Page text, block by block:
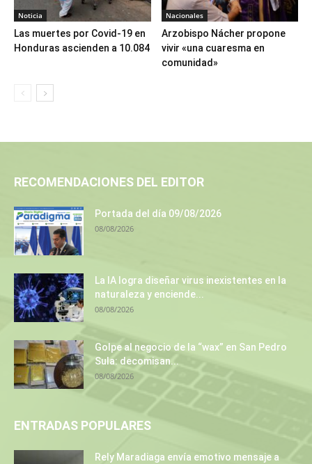
Noticia
Las muertes por Covid-19 en
Honduras ascienden a 10.084
Nacionales
Arzobispo Nácher propone
vivir «una cuaresma en
comunidad»
RECOMENDACIONES DEL EDITOR
Portada del día 09/08/2026
08/08/2026
La IA logra diseñar virus inexistentes en la
naturaleza y enciende...
08/08/2026
Golpe al negocio de la “wax” en San Pedro
Sula: decomisan...
08/08/2026
ENTRADAS POPULARES
Rely Maradiaga envía emotivo mensaje a